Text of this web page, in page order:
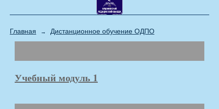
Главная → Дистанционное обучение ОДПО
Учебный модуль 1